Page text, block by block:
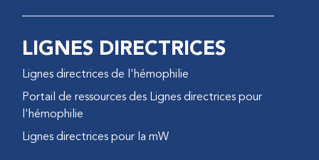
LIGNES DIRECTRICES
Lignes directrices de l'hémophilie
Portail de ressources des Lignes directrices pour
l'hémophilie
Lignes directrices pour la mW